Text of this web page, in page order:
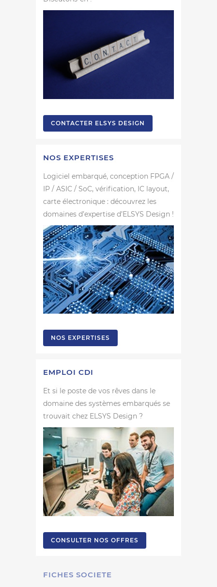
CONTACTER ELSYS DESIGN
NOS EXPERTISES
Logiciel embarqué, conception FPGA /
IP / ASIC / SoC, vérification, IC layout,
carte électronique : découvrez les
domaines d’expertise d’ELSYS Design !
NOS EXPERTISES
EMPLOI CDI
Et si le poste de vos rêves dans le
domaine des systèmes embarqués se
trouvait chez ELSYS Design ?
CONSULTER NOS OFFRES
FICHES SOCIETE